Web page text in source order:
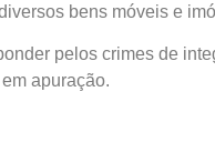
bens móveis e
pelos crimes de
apuração.